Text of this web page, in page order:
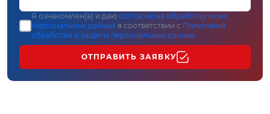
Я ознакомлен(а) и даю согласие на обработку моих
персональных данных в соответствии с Политикой
обработки и защиты персональных данных
ОТПРАВИТЬ ЗАЯВКУ